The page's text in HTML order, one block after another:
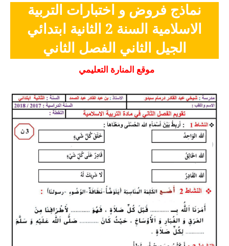
السنة الخامسة ابتدائي
شهادة التعليم الابتدائي
تزيين القسم
السنة الاولى متوسط
السنة الثانية متوسط
السنة الثالثة متوسط
السنة الرابعة متوسط
شهادة التعليم المتوسط
بنك الفروض و الاختبارات
نماذج فروض و اختبارات التربية
الاسلامية السنة 2 الثانية ابتدائي
الجيل الثاني الفصل الثاني
موقع المنارة التعليمي